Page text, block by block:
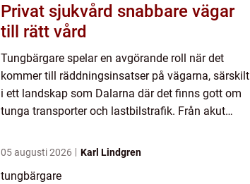
Privat sjukvård snabbare vägar
till rätt vård
Tungbärgare spelar en avgörande roll när det
kommer till räddningsinsatser på vägarna, särskilt
i ett landskap som Dalarna där det finns gott om
tunga transporter och lastbilstrafik. Från akut
05 augusti 2026 Karl Lindgren
tungbärgare